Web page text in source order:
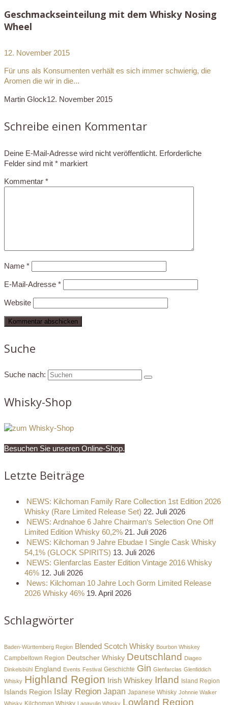
Geschmackseinteilung mit dem Whisky Nosing
Wheel
12. November 2015
Für uns als Konsumenten verhält es sich immer schwierig, die
Aromen die wir in die...
Martin Glock12. November 2015
Schreibe einen Kommentar
Deine E-Mail-Adresse wird nicht veröffentlicht. Erforderliche
Felder sind mit * markiert
Kommentar *
Name *
E-Mail-Adresse *
Website
Suche
Suche nach:
Whisky-Shop
Besuchen Sie unseren Online-Shop.
Letzte Beiträge
NEWS: Kilchoman Family Rare Collection 1st Edition 2026
Whisky (Rare Limited Release Set) 22. Juli 2026
NEWS: Ardnahoe 6 Jahre Chairman‘s Selection One Off
Limited Edition Whisky 60,2% 21. Juli 2026
NEWS: Kilchoman 9 Jahre Ebudae I Single Cask Whisky
54,1% (GLOCK SPIRITS) 13. Juli 2026
NEWS: Glenfarclas Easter Edition Vintage 2016 Whisky
46% 12. Juli 2026
News: Kilchoman 10 Jahre Loch Gorm Limited Release
2026 Whisky 46% 19. April 2026
Schlagwörter
Baden-Württemberg Region Blended Scotch Whisky Bourbon Whiskey
Campbeltown Region Deutscher Whisky Deutschland Diageo
Dinkelsbühl England Events Festival Geschichte Gin Glenfarclas Glenfiddich
Whisky Highland Region Irish Whiskey Irland Island Region
Islands Region Islay Region Japan Japanese Whisky Johnnie Walker
Whisky Kilchoman Whisky Lagavulin Whisky Lowland Region